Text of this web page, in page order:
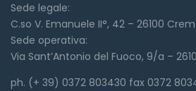
Sede legale:
C.so V. Emanuele II°, 42 – 26100
Sede operativa:
Via Sant’Antonio del Fuoco, 9/a –
ph. (+ 39) 0372 803430 fax 0372